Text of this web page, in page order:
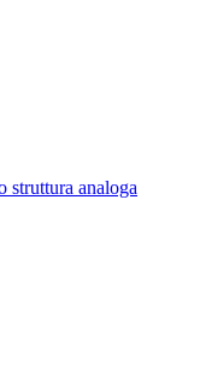
struttura analoga